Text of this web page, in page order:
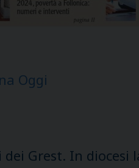
Oggi
Grest. In